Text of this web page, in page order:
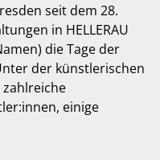
seit dem 28.
in HELLERAU
die Tage der
der künstlerischen
einige